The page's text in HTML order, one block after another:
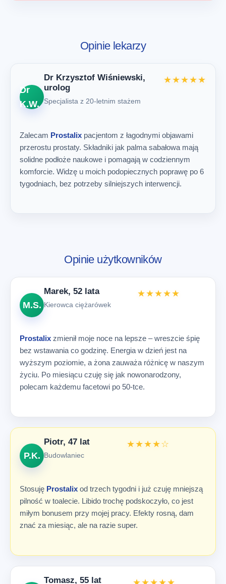
Opinie lekarzy
Dr
K.W.
Dr Krzysztof Wiśniewski,
urolog
Specjalista z 20-letnim stażem
★★★★★
Zalecam Prostalix pacjentom z łagodnymi objawami
przerostu prostaty. Składniki jak palma sabałowa mają
solidne podłoże naukowe i pomagają w codziennym
komforcie. Widzę u moich podopiecznych poprawę po 6
tygodniach, bez potrzeby silniejszych interwencji.
Opinie użytkowników
M.S.
Marek, 52 lata
Kierowca ciężarówek
★★★★★
Prostalix zmienił moje noce na lepsze – wreszcie śpię
bez wstawania co godzinę. Energia w dzień jest na
wyższym poziomie, a żona zauważa różnicę w naszym
życiu. Po miesiącu czuję się jak nowonarodzony,
polecam każdemu facetowi po 50-tce.
P.K.
Piotr, 47 lat
Budowlaniec
★★★★☆
Stosuję Prostalix od trzech tygodni i już czuję mniejszą
pilność w toalecie. Libido trochę podskoczyło, co jest
miłym bonusem przy mojej pracy. Efekty rosną, dam
znać za miesiąc, ale na razie super.
Tomasz, 55 lat